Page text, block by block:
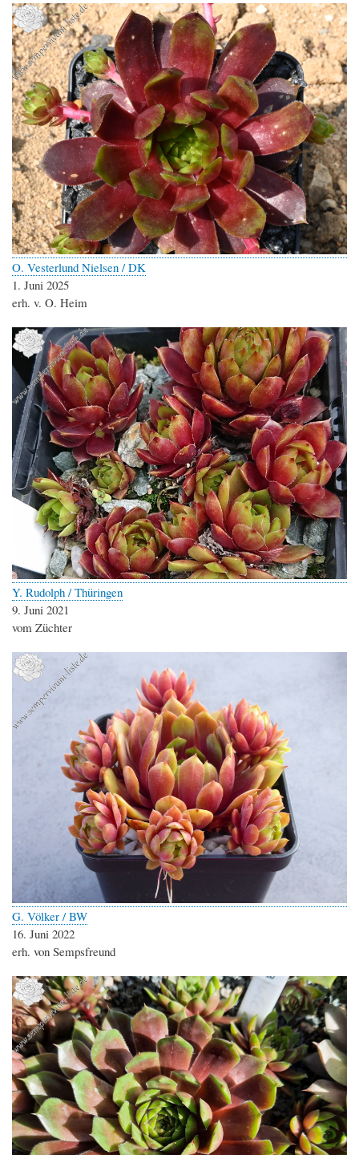
O. Vesterlund Nielsen / DK
1. Juni 2025
erh. v. O. Heim
Y. Rudolph / Thüringen
9. Juni 2021
vom Züchter
G. Völker / BW
16. Juni 2022
erh. von Sempsfreund